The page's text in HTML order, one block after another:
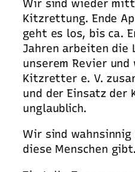
Wir sind wieder
Kitzrettung. Ende
geht es los, bis ca.
Jahren arbeiten die
unserem Revier
Kitzretter e. V.
und der Einsatz
unglaublich.
Wir sind wahnsinnig
diese Menschen